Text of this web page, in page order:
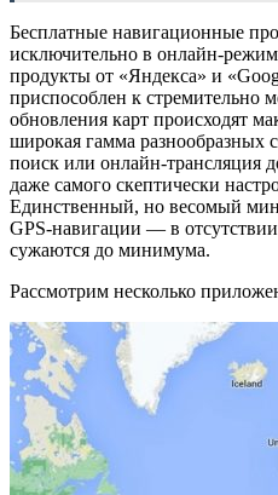
Бесплатные навигационные
исключительно в онлайн-
продукты от «Яндекса» и
приспособлен к стремительно
обновления карт происходят
широкая гамма разнообразных
поиск или онлайн-трансляция
даже самого скептически
Единственный, но весомый
GPS-навигации — в
сужаются до минимума.
Рассмотрим несколько